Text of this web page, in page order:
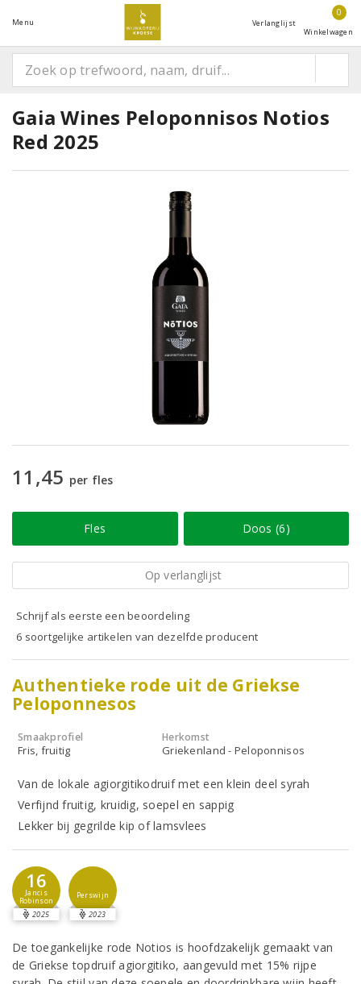
Menu Verlanglijst
0
Winkelwagen
Gaia Wines Peloponnisos Notios
Red 2025
11,45 per fles
Fles Doos (6)
Op verlanglijst
Schrijf als eerste een beoordeling
6 soortgelijke artikelen van dezelfde producent
Authentieke rode uit de Griekse
Peloponnesos
Smaakprofiel
Fris, fruitig
Herkomst
Griekenland - Peloponnisos
Van de lokale agiorgitikodruif met een klein deel syrah
Verfijnd fruitig, kruidig, soepel en sappig
Lekker bij gegrilde kip of lamsvlees
16
Jancis
Robinson
2025
Perswijn
2023
De toegankelijke rode Notios is hoofdzakelijk gemaakt van
de Griekse topdruif agiorgitiko, aangevuld met 15% rijpe